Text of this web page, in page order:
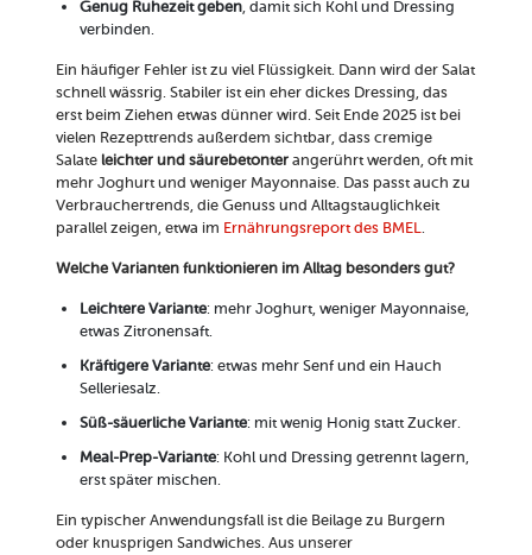
Genug Ruhezeit geben, damit sich Kohl und Dressing
verbinden.
Ein häufiger Fehler ist zu viel Flüssigkeit. Dann wird der Salat
schnell wässrig. Stabiler ist ein eher dickes Dressing, das
erst beim Ziehen etwas dünner wird. Seit Ende 2025 ist bei
vielen Rezepttrends außerdem sichtbar, dass cremige
Salate leichter und säurebetonterangerührt werden, oft mit
mehr Joghurt und weniger Mayonnaise. Das passt auch zu
Verbrauchertrends, die Genuss und Alltagstauglichkeit
parallel zeigen, etwa im Ernährungsreport des BMEL.
Welche Varianten funktionieren im Alltag besonders gut?
Leichtere Variante: mehr Joghurt, weniger Mayonnaise,
etwas Zitronensaft.
Kräftigere Variante: etwas mehr Senf und ein Hauch
Selleriesalz.
Süß-säuerliche Variante: mit wenig Honig statt Zucker.
Meal-Prep-Variante: Kohl und Dressing getrennt lagern,
erst später mischen.
Ein typischer Anwendungsfall ist die Beilage zu Burgern
oder knusprigen Sandwiches. Aus unserer